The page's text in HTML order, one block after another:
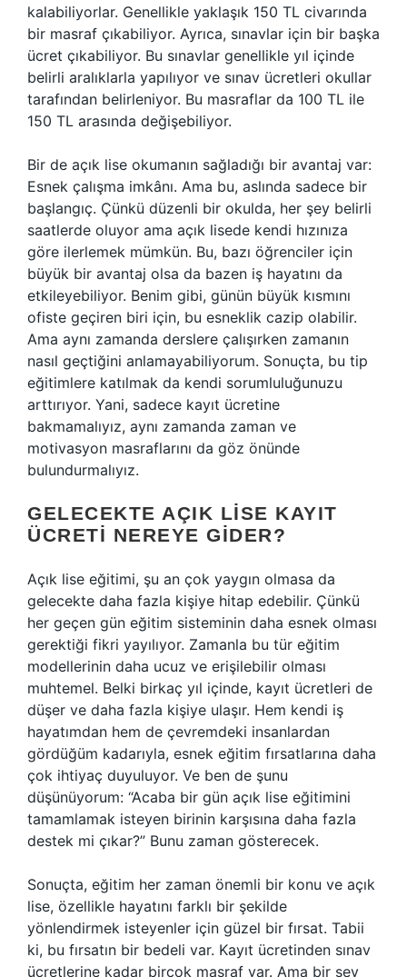
kalabiliyorlar. Genellikle yaklaşık 150 TL civarında
bir masraf çıkabiliyor. Ayrıca, sınavlar için bir başka
ücret çıkabiliyor. Bu sınavlar genellikle yıl içinde
belirli aralıklarla yapılıyor ve sınav ücretleri okullar
tarafından belirleniyor. Bu masraflar da 100 TL ile
150 TL arasında değişebiliyor.
Bir de açık lise okumanın sağladığı bir avantaj var:
Esnek çalışma imkânı. Ama bu, aslında sadece bir
başlangıç. Çünkü düzenli bir okulda, her şey belirli
saatlerde oluyor ama açık lisede kendi hızınıza
göre ilerlemek mümkün. Bu, bazı öğrenciler için
büyük bir avantaj olsa da bazen iş hayatını da
etkileyebiliyor. Benim gibi, günün büyük kısmını
ofiste geçiren biri için, bu esneklik cazip olabilir.
Ama aynı zamanda derslere çalışırken zamanın
nasıl geçtiğini anlamayabiliyorum. Sonuçta, bu tip
eğitimlere katılmak da kendi sorumluluğunuzu
arttırıyor. Yani, sadece kayıt ücretine
bakmamalıyız, aynı zamanda zaman ve
motivasyon masraflarını da göz önünde
bulundurmalıyız.
GELECEKTE AÇIK LISE KAYIT
ÜCRETI NEREYE GIDER?
Açık lise eğitimi, şu an çok yaygın olmasa da
gelecekte daha fazla kişiye hitap edebilir. Çünkü
her geçen gün eğitim sisteminin daha esnek olması
gerektiği fikri yayılıyor. Zamanla bu tür eğitim
modellerinin daha ucuz ve erişilebilir olması
muhtemel. Belki birkaç yıl içinde, kayıt ücretleri de
düşer ve daha fazla kişiye ulaşır. Hem kendi iş
hayatımdan hem de çevremdeki insanlardan
gördüğüm kadarıyla, esnek eğitim fırsatlarına daha
çok ihtiyaç duyuluyor. Ve ben de şunu
düşünüyorum: “Acaba bir gün açık lise eğitimini
tamamlamak isteyen birinin karşısına daha fazla
destek mi çıkar?” Bunu zaman gösterecek.
Sonuçta, eğitim her zaman önemli bir konu ve açık
lise, özellikle hayatını farklı bir şekilde
yönlendirmek isteyenler için güzel bir fırsat. Tabii
ki, bu fırsatın bir bedeli var. Kayıt ücretinden sınav
ücretlerine kadar birçok masraf var. Ama bir şey